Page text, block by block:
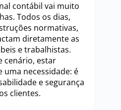
contábil vai muito
Todos os dias,
normativas,
diretamente as
e trabalhistas.
cenário, estar
uma necessidade: é
e segurança
clientes.